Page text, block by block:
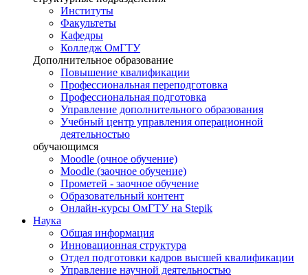
Институты
Факультеты
Кафедры
Колледж ОмГТУ
Дополнительное образование
Повышение квалификации
Профессиональная переподготовка
Профессиональная подготовка
Управление дополнительного образования
Учебный центр управления операционной
деятельностью
обучающимся
Moodle (очное обучение)
Moodle (заочное обучение)
Прометей - заочное обучение
Образовательный контент
Онлайн-курсы ОмГТУ на Stepik
Наука
Общая информация
Инновационная структура
Отдел подготовки кадров высшей квалификации
Управление научной деятельностью